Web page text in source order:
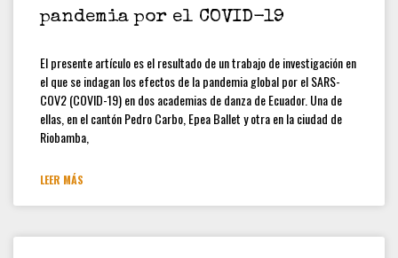
pandemia por el COVID-19
El presente artículo es el resultado de un trabajo de investigación en
el que se indagan los efectos de la pandemia global por el SARS-
COV2 (COVID-19) en dos academias de danza de Ecuador. Una de
ellas, en el cantón Pedro Carbo, Epea Ballet y otra en la ciudad de
Riobamba,
LEER MÁS